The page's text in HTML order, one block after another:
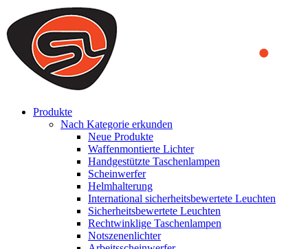
We use cookies to ensure that we provide you the best experience
on our website. By continuing to browse this website, you accept
that cookies are used to help us analyze how the website is used and
to offer you a better experience. To learn more or to find out how
you can disable cookies, you can access our
Produkte
Nach Kategorie erkunden
Neue Produkte
Waffenmontierte Lichter
Handgestützte Taschenlampen
Scheinwerfer
Helmhalterung
International sicherheitsbewertete Leuchten
Sicherheitsbewertete Leuchten
Rechtwinklige Taschenlampen
Notszenenlichter